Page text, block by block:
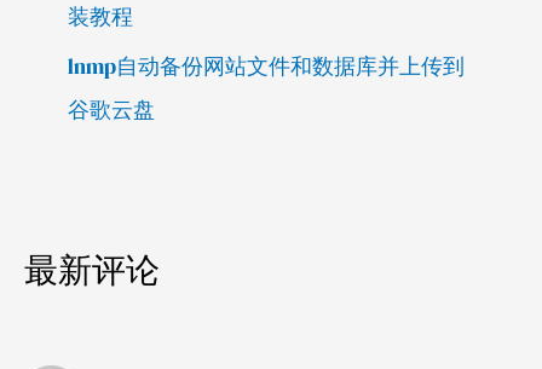
装教程
lnmp自动备份网站文件和数据库并上传到
谷歌云盘
最新评论